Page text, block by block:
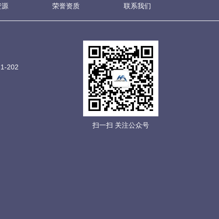
源 荣誉资质 联系我们
202
扫一扫 关注公众号